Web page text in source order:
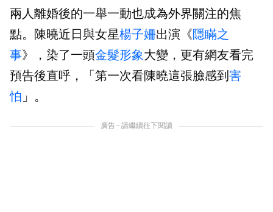
兩人離婚後的一舉一動也成為外界關注的焦
點。陳曉近日與女星楊子姍出演《隱瞞之
事》，染了一頭金髮形象大變，更有網友看完
預告後直呼，「第一次看陳曉這張臉感到 害
怕 」。
廣告 - 請繼續往下閱讀